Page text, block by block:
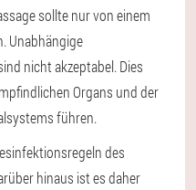
sollte nur von einem
Unabhängige
nicht akzeptabel. Dies
Organs und der
führen.
des
hinaus ist es daher